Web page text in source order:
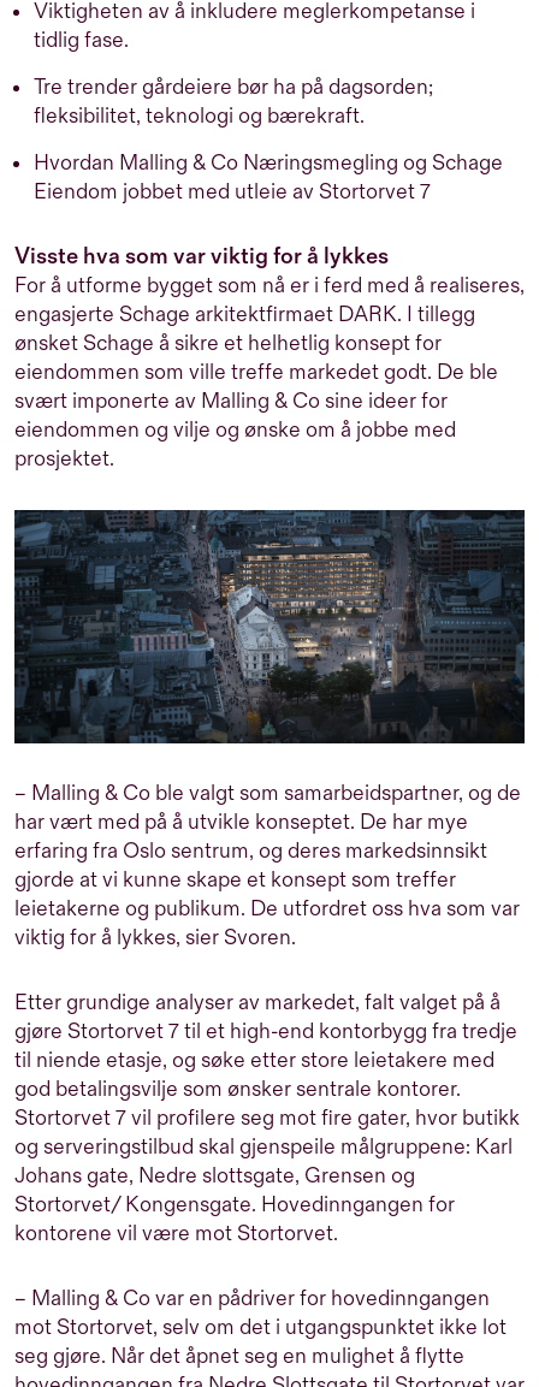
Viktigheten av å inkludere meglerkompetanse i
tidlig fase.
Tre trender gårdeiere bør ha på dagsorden;
fleksibilitet, teknologi og bærekraft.
Hvordan Malling & Co Næringsmegling og Schage
Eiendom jobbet med utleie av Stortorvet 7
Visste hva som var viktig for å lykkes
For å utforme bygget som nå er i ferd med å realiseres,
engasjerte Schage arkitektfirmaet DARK. I tillegg
ønsket Schage å sikre et helhetlig konsept for
eiendommen som ville treffe markedet godt. De ble
svært imponerte av Malling & Co sine ideer for
eiendommen og vilje og ønske om å jobbe med
prosjektet.
– Malling & Co ble valgt som samarbeidspartner, og de
har vært med på å utvikle konseptet. De har mye
erfaring fra Oslo sentrum, og deres markedsinnsikt
gjorde at vi kunne skape et konsept som treffer
leietakerne og publikum. De utfordret oss hva som var
viktig for å lykkes, sier Svoren.
Etter grundige analyser av markedet, falt valget på å
gjøre Stortorvet 7 til et high-end kontorbygg fra tredje
til niende etasje, og søke etter store leietakere med
god betalingsvilje som ønsker sentrale kontorer.
Stortorvet 7 vil profilere seg mot fire gater, hvor butikk
og serveringstilbud skal gjenspeile målgruppene: Karl
Johans gate, Nedre slottsgate, Grensen og
Stortorvet/ Kongensgate. Hovedinngangen for
kontorene vil være mot Stortorvet.
– Malling & Co var en pådriver for hovedinngangen
mot Stortorvet, selv om det i utgangspunktet ikke lot
seg gjøre. Når det åpnet seg en mulighet å flytte